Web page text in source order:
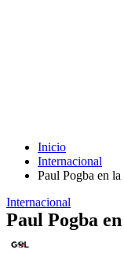
Inicio
Internacional
Paul Pogba en
Internacional
Paul Pogba